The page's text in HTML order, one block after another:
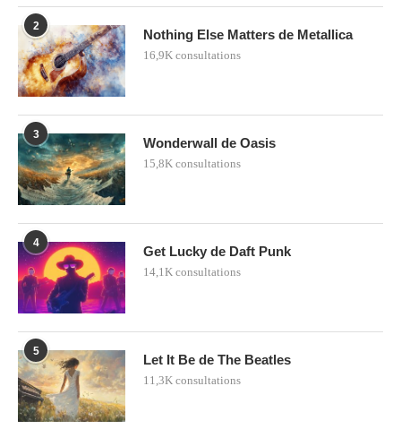
2
Nothing Else Matters de Metallica
16,9K consultations
3
Wonderwall de Oasis
15,8K consultations
4
Get Lucky de Daft Punk
14,1K consultations
5
Let It Be de The Beatles
11,3K consultations